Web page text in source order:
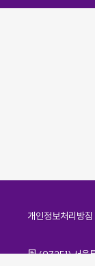
개인정보처리방침
주소
(07251) 서울